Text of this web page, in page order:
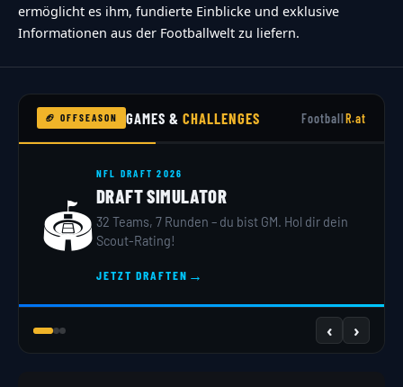
ermöglicht es ihm, fundierte Einblicke und exklusive
Informationen aus der Footballwelt zu liefern.
🏈 OFFSEASON GAMES &CHALLENGES FootballR.at
🏟️
NFL DRAFT 2026
DRAFT SIMULATOR
32 Teams, 7 Runden – du bist GM. Hol dir dein
Scout-Rating!
JETZT DRAFTEN →
‹ ›